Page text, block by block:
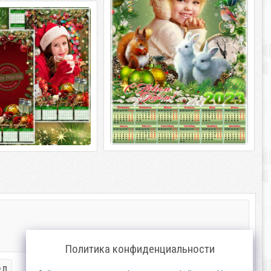
и Снежок PSD | 4961 х 3508 | 300
фоторамка
Под гирлянд сияньем
Кролик всем
фоторамка на
гирлянд сияньем ярким
всем подарки
Политика конфиденциальности